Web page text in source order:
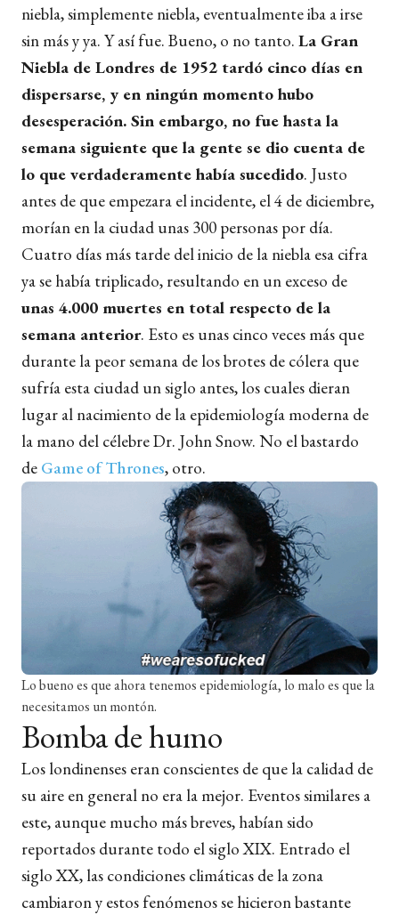
niebla, simplemente niebla, eventualmente iba a irse
sin más y ya. Y así fue. Bueno, o no tanto. La Gran
Niebla de Londres de 1952 tardó cinco días en
dispersarse, y en ningún momento hubo
desesperación. Sin embargo, no fue hasta la
semana siguiente que la gente se dio cuenta de
lo que verdaderamente había sucedido. Justo
antes de que empezara el incidente, el 4 de diciembre,
morían en la ciudad unas 300 personas por día.
Cuatro días más tarde del inicio de la niebla esa cifra
ya se había triplicado, resultando en un exceso de
unas 4.000 muertes en total respecto de la
semana anterior. Esto es unas cinco veces más que
durante la peor semana de los brotes de cólera que
sufría esta ciudad un siglo antes, los cuales dieran
lugar al nacimiento de la epidemiología moderna de
la mano del célebre Dr. John Snow. No el bastardo
de Game of Thrones, otro.
Lo bueno es que ahora tenemos epidemiología, lo malo es que la
necesitamos un montón.
Bomba de humo
Los londinenses eran conscientes de que la calidad de
su aire en general no era la mejor. Eventos similares a
este, aunque mucho más breves, habían sido
reportados durante todo el siglo XIX. Entrado el
siglo XX, las condiciones climáticas de la zona
cambiaron y estos fenómenos se hicieron bastante